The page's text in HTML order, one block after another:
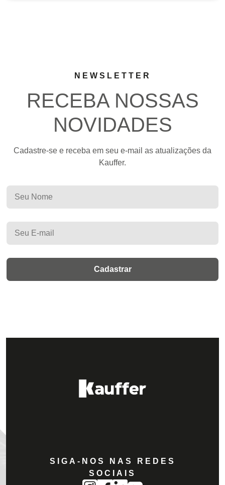
NEWSLETTER
RECEBA NOSSAS
NOVIDADES
Cadastre-se e receba em seu e-mail as atualizações da
Kauffer.
SIGA-NOS NAS REDES
SOCIAIS